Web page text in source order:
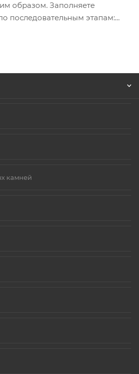
образом. Заполняете
последовательным этапам:
камней